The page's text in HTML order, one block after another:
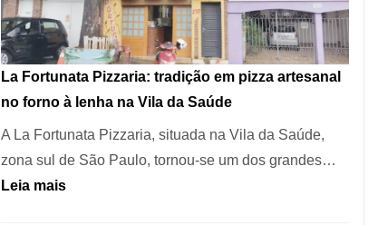
Um
dos
Restaurantes
Mais
Icônicos
de
Pinheiros
La Fortunata Pizzaria: tradição em pizza artesanal
no forno à lenha na Vila da Saúde
A La Fortunata Pizzaria, situada na Vila da Saúde,
zona sul de São Paulo, tornou-se um dos grandes…
Leia mais: